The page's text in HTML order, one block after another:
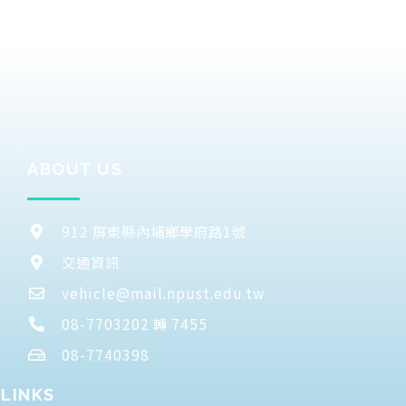
ABOUT US
912 屏東縣內埔鄉學府路1號
交通資訊
vehicle@mail.npust.edu.tw
08-7703202 轉 7455
08-7740398
LINKS